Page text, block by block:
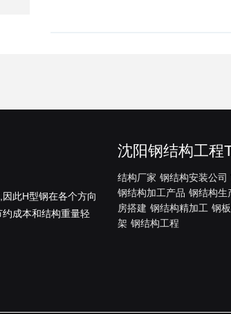
此H型钢在各个方向
约成本和结构重量轻
沈阳钢结构工程
结构厂家 钢结构安装公司
钢结构加工产品 钢结构生
房搭建 钢结构精加工 钢
架 钢结构工程